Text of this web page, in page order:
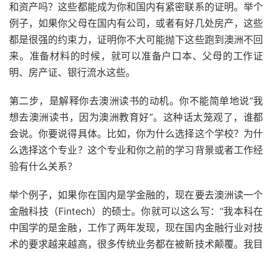
和资产吗？这些都能成为你和国内有紧密联系的证明。举个
例子，如果你父母在国内有公司，或者有好几处房产，这些
都是很强的约束力，证明你不大可能抛下这些跑到澳洲不回
来。准备材料的时候，就可以准备户口本、父母的工作证
明、房产证、银行流水这些。
第二步，是解释你去澳洲读书的动机。你不能简单地说“我
想去澳洲读书，因为澳洲教育好”。这种话太笼观了，谁都
会说。你要说得具体。比如，你为什么选择这个学校？为什
么选择这个专业？这个专业和你之前的学习背景或者工作经
验有什么关系？
举个例子，如果你在国内是学金融的，现在要去澳洲读一个
金融科技（Fintech）的硕士。你就可以这么写：“我本科在
中国学的是金融，工作了两年发现，现在国内金融行业对技
术的要求越来越高，很多传统业务都在被新技术颠覆。我目